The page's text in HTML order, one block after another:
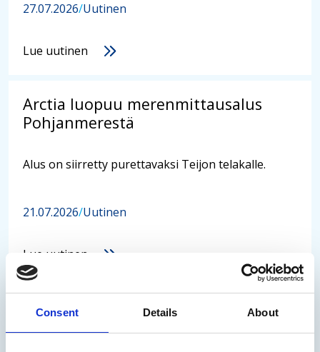
Consent Details About
27.07.2026/Uutinen
Lue uutinen
Arctia luopuu merenmittausalus
Pohjanmerestä
Alus on siirretty purettavaksi Teijon telakalle.
21.07.2026/Uutinen
Lue uutinen
Arctia on myynyt